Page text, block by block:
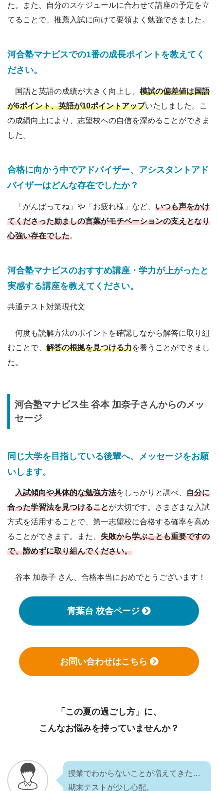
た。また、自分のスケジュールに合わせて講座の予定を立
てることで、推薦入試に向けて要領よく勉強できました。
河合塾マナビスでの1番の成長ポイントを教えてく
ださい。
国語と英語の成績が大きく向上し、 模試の偏差値は国語
が6ポイント、英語が10ポイントアップいたしました。こ
の成績向上により、志望校への自信を深めることができま
した。
合格に向かう中でアドバイザー、アシスタントアド
バイザーはどんな存在でしたか？
「がんばってね」や「お疲れ様」など、 いつも声をかけ
てくださった励ましの言葉がモチベーションの支えとなり
心強い存在でした。
河合塾マナビスのおすすめ講座・学力が上がったと
実感する講座を教えてください。
共通テスト対策現代文
何度も読解方法のポイントを確認しながら解答に取り組
むことで、 解答の根拠を見つける力を養うことができまし
た。
河合塾マナビス生 谷本 加奈子さんからのメッ
セージ
同じ大学を目指している後輩へ、メッセージをお願
いします。
入試傾向や具体的な勉強方法をしっかりと調べ、 自分に
合った学習法を見つけることが大切です。さまざまな入試
方式を活用することで、第一志望校に合格する確率を高め
ることができます。また、 失敗から学ぶことも重要ですの
で、諦めずに取り組んでください。
谷本 加奈子 さん、合格本当におめでとうございます！
青葉台 校舎ページ
お問い合わせはこちら
「この夏の過ごし方」に、
こんなお悩みを持っていませんか？
授業でわからないことが増えてきた…
期末テストが少し心配。